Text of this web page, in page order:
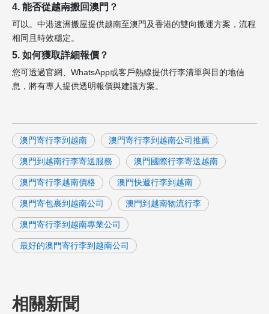
4. 能否從越南搬回澳門？
可以。中港速洲搬屋提供越南至澳門及香港的雙向搬運方案，流程
相同且時效穩定。
5. 如何獲取詳細報價？
您可透過官網、WhatsApp或客戶熱線提供行李清單與目的地信
息，將有專人提供透明報價與建議方案。
澳門寄行李到越南 澳門寄行李到越南公司推薦
澳門到越南行李寄送服務 澳門國際行李寄送越南
澳門寄行李越南價格 澳門快遞行李到越南
澳門寄包裹到越南公司 澳門到越南物流行李
澳門寄行李到越南專業公司
最好的澳門寄行李到越南公司
相關新聞